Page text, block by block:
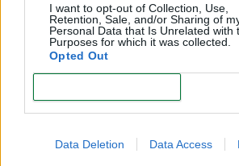
I want to opt-out of Collection, Use,
Retention, Sale, and/or Sharing of
Personal Data that Is Unrelated with
Purposes for which it was collected.
Opted Out
Data Deletion Data Access
Cenas saludables para niños: 25
sanas y nutritivas